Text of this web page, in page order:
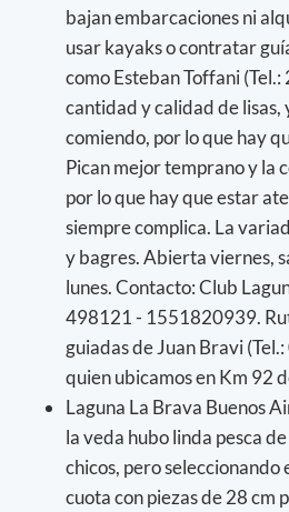
bajan embarcaciones ni
usar kayaks o contratar
como Esteban Toffani
cantidad y calidad de lisas,
comiendo, por lo que hay
Pican mejor temprano y la
por lo que hay que estar
siempre complica. La
y bagres. Abierta viernes,
lunes. Contacto: Club
498121 - 1551820939.
guiadas de Juan Bravi
quien ubicamos en Km 92
Laguna La Brava Buenos
la veda hubo linda pesca
chicos, pero seleccionando
cuota con piezas de 28 cm